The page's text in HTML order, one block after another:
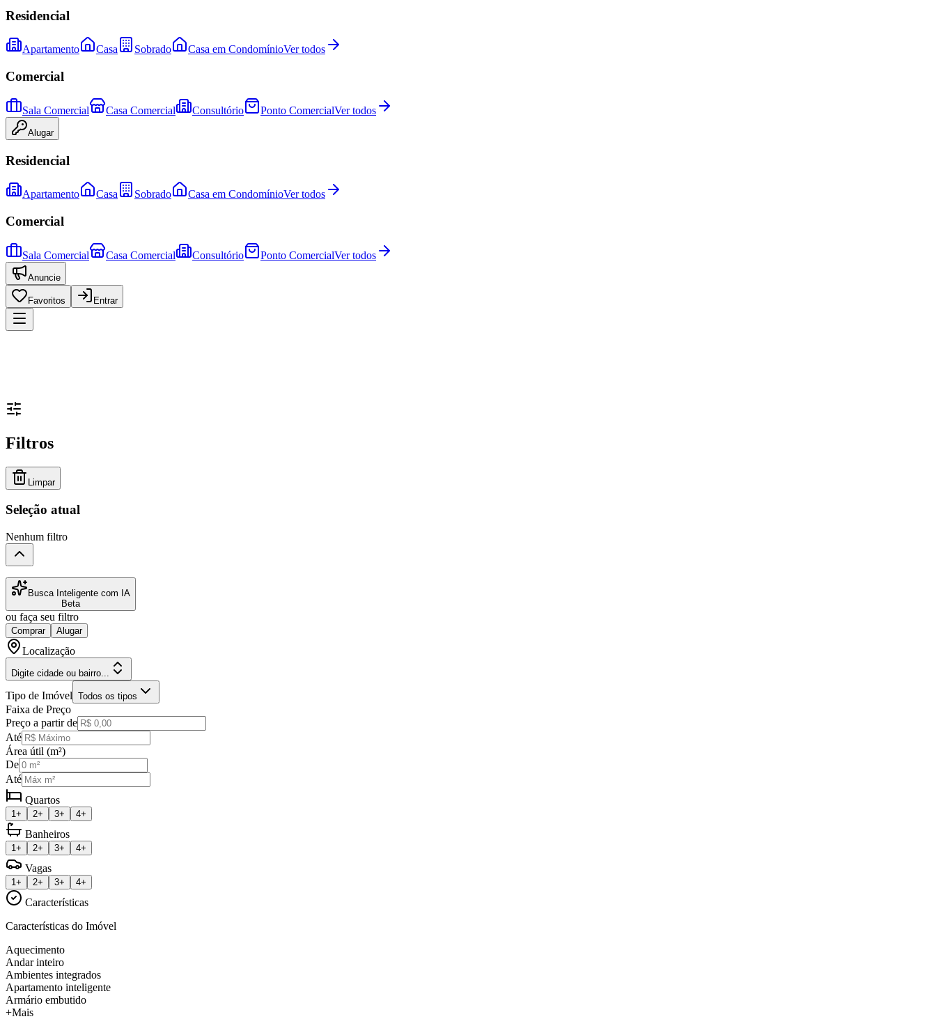
Residencial
Apartamento Casa Sobrado Casa em CondomínioVer todos
Comercial
Sala Comercial Casa Comercial Consultório Ponto ComercialVer todos
Alugar
Residencial
Apartamento Casa Sobrado Casa em CondomínioVer todos
Comercial
Sala Comercial Casa Comercial Consultório Ponto ComercialVer todos
Anuncie
Favoritos Entrar
Filtros
Limpar
Seleção atual
Nenhum filtro
Busca Inteligente com IA
Beta
ou faça seu filtro
Comprar Alugar
Localização
Digite cidade ou bairro...
Tipo de Imóvel Todos os tipos
Faixa de Preço
Preço a partir de
Até
Área útil (m²)
De
Até
Quartos
1+ 2+ 3+ 4+
Banheiros
1+ 2+ 3+ 4+
Vagas
1+ 2+ 3+ 4+
Características
Características do Imóvel
Aquecimento
Andar inteiro
Ambientes integrados
Apartamento inteligente
Armário embutido
+Mais